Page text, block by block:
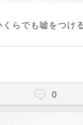
0